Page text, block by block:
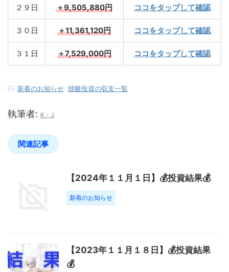
２９日 ＋9,505,880円 ココをタップして確認
３０日 ＋11,361,120円 ココをタップして確認
３１日 ＋7,529,000円 ココをタップして確認
-新着のお知らせ 競艇投資の収支一覧
執筆者: K・J
関連記事
【2024年１１月１日】💰投資結果💰
新着のお知らせ
【2023年１１月１８日】💰投資結果
💰